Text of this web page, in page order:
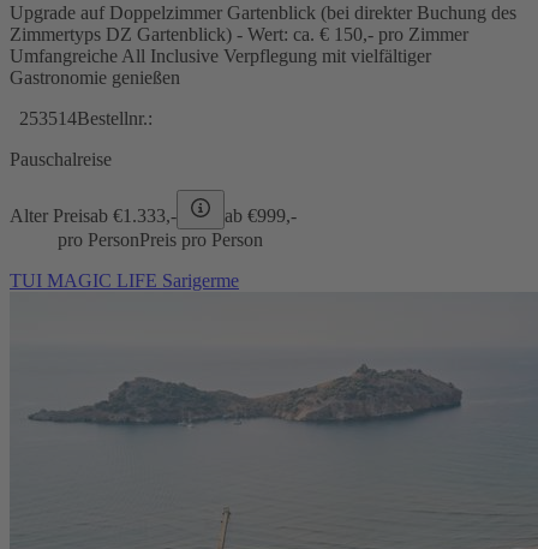
Upgrade auf Doppelzimmer Gartenblick (bei direkter Buchung des
Zimmertyps DZ Gartenblick) - Wert: ca. € 150,- pro Zimmer
Umfangreiche All Inclusive Verpflegung mit vielfältiger
Gastronomie genießen
253514Bestellnr.:
Pauschalreise
Alter Preisab €1.333,- ab €999,-
pro PersonPreis pro Person
TUI MAGIC LIFE Sarigerme